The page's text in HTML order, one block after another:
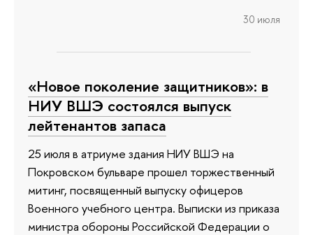
30 июля
«Новое поколение защитников»: в
НИУ ВШЭ состоялся выпуск
лейтенантов запаса
25 июля в атриуме здания НИУ ВШЭ на
Покровском бульваре прошел торжественный
митинг, посвященный выпуску офицеров
Военного учебного центра. Выписки из приказа
министра обороны Российской Федерации о